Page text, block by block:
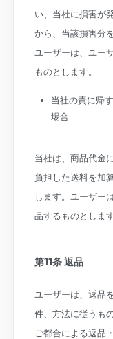
い、当社に損害が
から、当該損害分
ユーザーは、ユー
ものとします。
当社の責に帰
場合
当社は、商品代金
負担した送料を加
します。ユーザー
品するものとします
第11条 返品
ユーザーは、返品
件、方法に従うも
ご都合による返品